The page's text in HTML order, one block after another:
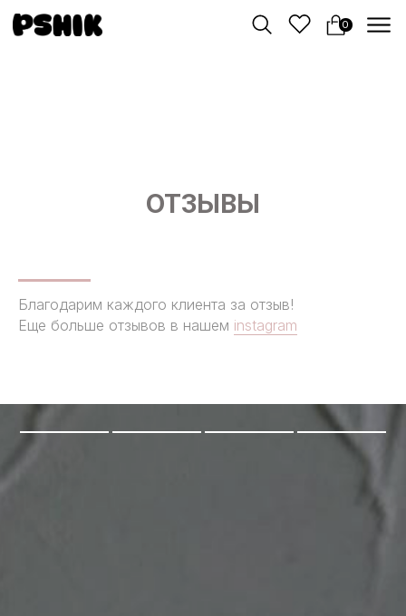
ОТЗЫВЫ
Благодарим каждого клиента за отзыв!
Еще больше отзывов в нашем instagram